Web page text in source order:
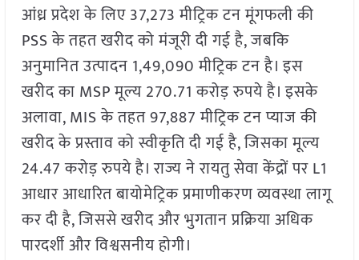
आंध्र प्रदेश के लिए 37,273 मीट्रिक टन मूंगफली की
PSS के तहत खरीद को मंजूरी दी गई है, जबकि
अनुमानित उत्पादन 1,49,090 मीट्रिक टन है। इस
खरीद का MSP मूल्य 270.71 करोड़ रुपये है। इसके
अलावा, MIS के तहत 97,887 मीट्रिक टन प्याज की
खरीद के प्रस्ताव को स्वीकृति दी गई है, जिसका मूल्य
24.47 करोड़ रुपये है। राज्य ने रायतु सेवा केंद्रों पर L1
आधार आधारित बायोमेट्रिक प्रमाणीकरण व्यवस्था लागू
कर दी है, जिससे खरीद और भुगतान प्रक्रिया अधिक
पारदर्शी और विश्वसनीय होगी।